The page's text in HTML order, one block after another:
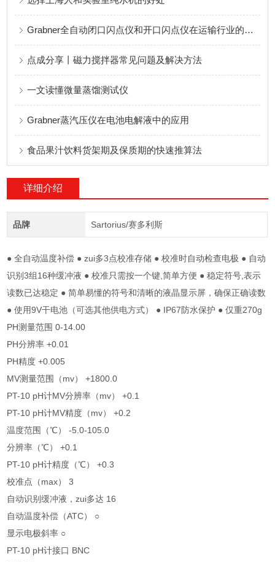
Grabner全自动闭口闪点仪和开口闪点仪在运输行业的应用
点成分享丨磁力搅拌器常见问题及解决方法
一文读懂微量蒸馏测试仪
Grabner蒸汽压仪在电池电解液中的应用
食品果汁饮料货架期及保质期的快速推算法
详细介绍
品牌 Sartorius/赛多利斯
● 全自动温度补偿 ● zui多3点校准存储 ● 校准时自动检查电极 ● 自动
识别3组16种缓冲液 ● 校准只需按一个键,简单方便 ● 稳定符号,表示
读数已达稳定 ● 简单易懂的符号和清晰的液晶显示屏，确保正确读数
● 使用9V干电池（可选其他供电方式） ● IP67防水保护 ● 仅重270g
PH测量范围 0-14.00
PH分辨率 +0.01
PH精度 +0.005
MV测量范围（mv） +1800.0
PT-10 pH计MV分辨率（mv） +0.1
PT-10 pH计MV精度（mv） +0.2
温度范围（℃） -5.0-105.0
分辨率（℃） +0.1
PT-10 pH计精度（℃） +0.3
校准点（max） 3
自动识别缓冲液，zui多达 16
自动温度补偿（ATC） ○
显示电极斜率 ○
PT-10 pH计接口 BNC